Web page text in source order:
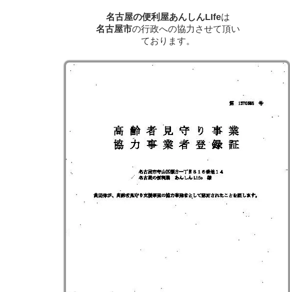
名古屋の便利屋あんしんLIfeは
名古屋市の行政への協力させて頂い
ております。